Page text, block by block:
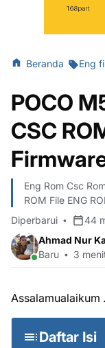
Beranda Eng
POCO
CSC
Eng Rom Csc
ROM File ENG
Diperbarui
44
Ahmad Nur
Baru
3
Assalamualaikum
Daftar Isi